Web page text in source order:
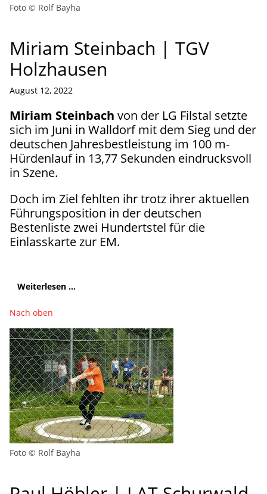
Foto © Rolf Bayha
Miriam Steinbach | TGV
Holzhausen
August 12, 2022
Miriam Steinbach von der LG Filstal setzte
sich im Juni in Walldorf mit dem Sieg und der
deutschen Jahresbestleistung im 100 m-
Hürdenlauf in 13,77 Sekunden eindrucksvoll
in Szene.
Doch im Ziel fehlten ihr trotz ihrer aktuellen
Führungsposition in der deutschen
Bestenliste zwei Hundertstel für die
Einlasskarte zur EM.
Weiterlesen ...
Nach oben
Foto © Rolf Bayha